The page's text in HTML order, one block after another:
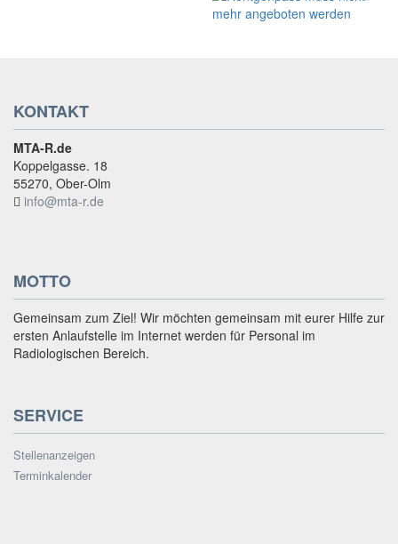
KONTAKT
MTA-R.de
Koppelgasse. 18
55270, Ober-Olm
info@mta-r.de
MOTTO
Gemeinsam zum Ziel! Wir möchten gemeinsam mit eurer Hilfe zur
ersten Anlaufstelle im Internet werden für Personal im
Radiologischen Bereich.
SERVICE
Stellenanzeigen
Terminkalender